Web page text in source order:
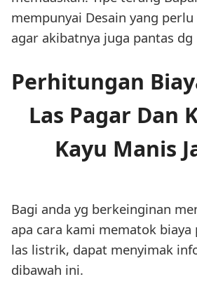
mempunyai Desain yang
agar akibatnya juga pantas
Perhitungan
Las Pagar Dan
Kayu Manis
Bagi anda yg berkeinginan
apa cara kami mematok biaya
las listrik, dapat menyimak
dibawah ini.